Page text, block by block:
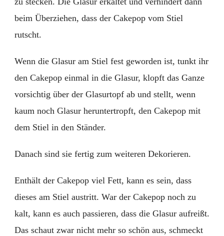
beim Überziehen, dass der Cakepop vom Stiel
rutscht.
Wenn die Glasur am Stiel fest geworden ist, tunkt ihr
den Cakepop einmal in die Glasur, klopft das Ganze
vorsichtig über der Glasurtopf ab und stellt, wenn
kaum noch Glasur heruntertropft, den Cakepop mit
dem Stiel in den Ständer.
Danach sind sie fertig zum weiteren Dekorieren.
Enthält der Cakepop viel Fett, kann es sein, dass
dieses am Stiel austritt. War der Cakepop noch zu
kalt, kann es auch passieren, dass die Glasur aufreißt.
Das schaut zwar nicht mehr so schön aus, schmeckt